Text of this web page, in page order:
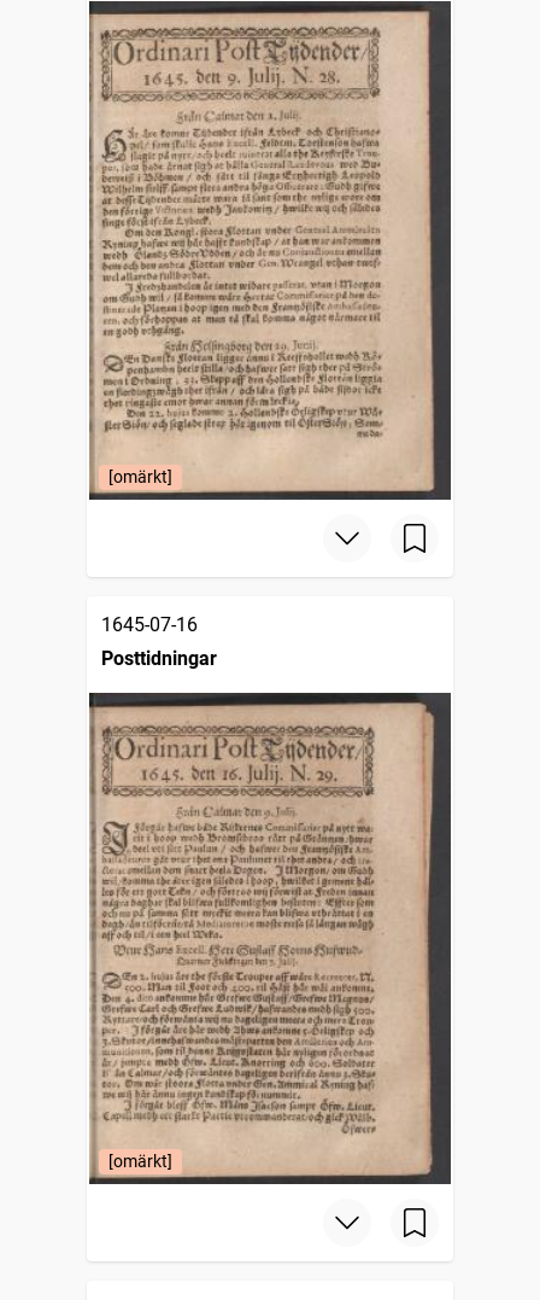
[omärkt]
1645-07-16
Posttidningar
[omärkt]